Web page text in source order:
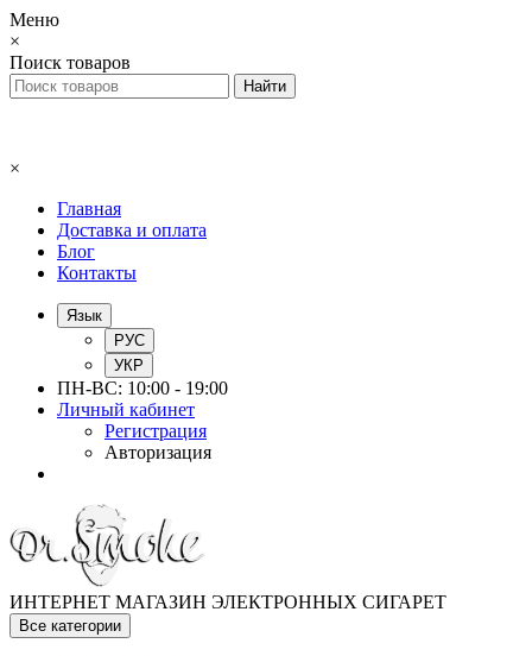
Меню
×
Поиск товаров
×
Главная
Доставка и оплата
Блог
Контакты
Язык
РУС
УКР
ПН-ВС: 10:00 - 19:00
Личный кабинет
Регистрация
Авторизация
ИНТЕРНЕТ МАГАЗИН ЭЛЕКТРОННЫХ СИГАРЕТ
Все категории